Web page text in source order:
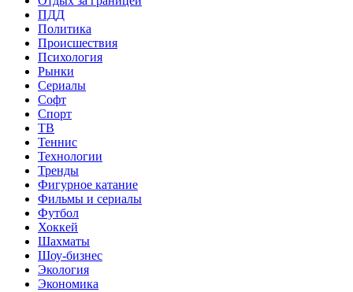
ПДД
Политика
Происшествия
Психология
Рынки
Сериалы
Софт
Спорт
ТВ
Теннис
Технологии
Тренды
Фигурное катание
Фильмы и сериалы
Футбол
Хоккей
Шахматы
Шоу-бизнес
Экология
Экономика